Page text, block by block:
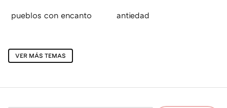
pueblos con encanto antiedad
VER MÁS TEMAS